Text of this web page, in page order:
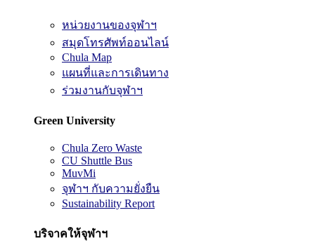
หน่วยงานของจุฬาฯ
สมุดโทรศัพท์ออนไลน์
Chula Map
แผนที่และการเดินทาง
ร่วมงานกับจุฬาฯ
Green University
Chula Zero Waste
CU Shuttle Bus
MuvMi
จุฬาฯ กับความยั่งยืน
Sustainability Report
บริจาคให้จุฬาฯ